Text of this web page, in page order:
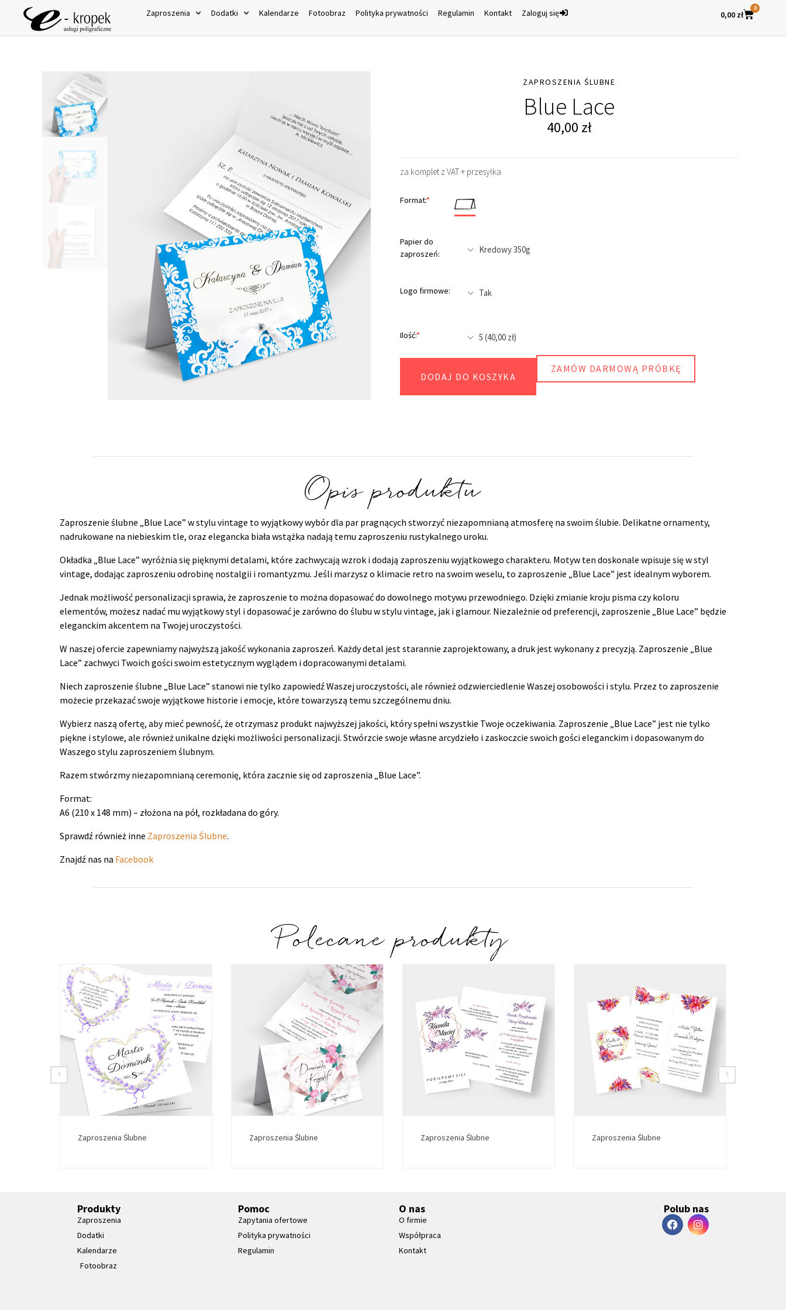
Zaproszenia Dodatki Kalendarze Fotoobraz Polityka prywatności Regulamin Kontakt Zaloguj się 0,00 zł
0
ZAPROSZENIA ŚLUBNE
Blue Lace
40,00 zł
za komplet z VAT + przesyłka
Format:*
Papier do
zaproszeń:
Logo firmowe:
Ilość:*
DODAJ DO KOSZYKA
ZAMÓW DARMOWĄ PRÓBKĘ
Opis produktu
Zaproszenie ślubne „Blue Lace” w stylu vintage to wyjątkowy wybór dla par pragnących stworzyć niezapomnianą atmosferę na swoim ślubie. Delikatne ornamenty,
nadrukowane na niebieskim tle, oraz elegancka biała wstążka nadają temu zaproszeniu rustykalnego uroku.
Okładka „Blue Lace” wyróżnia się pięknymi detalami, które zachwycają wzrok i dodają zaproszeniu wyjątkowego charakteru. Motyw ten doskonale wpisuje się w styl
vintage, dodając zaproszeniu odrobinę nostalgii i romantyzmu. Jeśli marzysz o klimacie retro na swoim weselu, to zaproszenie „Blue Lace” jest idealnym wyborem.
Jednak możliwość personalizacji sprawia, że zaproszenie to można dopasować do dowolnego motywu przewodniego. Dzięki zmianie kroju pisma czy koloru
elementów, możesz nadać mu wyjątkowy styl i dopasować je zarówno do ślubu w stylu vintage, jak i glamour. Niezależnie od preferencji, zaproszenie „Blue Lace” będzie
eleganckim akcentem na Twojej uroczystości.
W naszej ofercie zapewniamy najwyższą jakość wykonania zaproszeń. Każdy detal jest starannie zaprojektowany, a druk jest wykonany z precyzją. Zaproszenie „Blue
Lace” zachwyci Twoich gości swoim estetycznym wyglądem i dopracowanymi detalami.
Niech zaproszenie ślubne „Blue Lace” stanowi nie tylko zapowiedź Waszej uroczystości, ale również odzwierciedlenie Waszej osobowości i stylu. Przez to zaproszenie
możecie przekazać swoje wyjątkowe historie i emocje, które towarzyszą temu szczególnemu dniu.
Wybierz naszą ofertę, aby mieć pewność, że otrzymasz produkt najwyższej jakości, który spełni wszystkie Twoje oczekiwania. Zaproszenie „Blue Lace” jest nie tylko
piękne i stylowe, ale również unikalne dzięki możliwości personalizacji. Stwórzcie swoje własne arcydzieło i zaskoczcie swoich gości eleganckim i dopasowanym do
Waszego stylu zaproszeniem ślubnym.
Razem stwórzmy niezapomnianą ceremonię, która zacznie się od zaproszenia „Blue Lace”.
Format:
A6 (210 x 148 mm) – złożona na pół, rozkładana do góry.
Sprawdź również inne Zaproszenia Ślubne.
Znajdź nas na Facebook
Polecane produkty
Zaproszenia Ślubne Zaproszenia Ślubne Zaproszenia Ślubne Zaproszenia Ślubne
Produkty
Zaproszenia
Dodatki
Kalendarze
Fotoobraz
Pomoc
Zapytania ofertowe
Polityka prywatności
Regulamin
O nas
O firmie
Współpraca
Kontakt
Polub nas